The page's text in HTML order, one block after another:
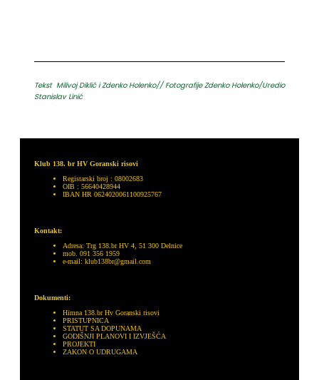
Tekst Milivoj Diklić i Zdenko Holenko// Fotografije Zdenko Holenko/Uredio
Stanislav Linić
Klub 138. br HV Goranski risovi
Registarski broj : 08002683
OIB : 56640428944
IBAN HR 0624020061100925767
Kontakt:
Adresa: Trg 138.br HV 4, 51 300 Delnice
mob. 091 356 1959
e-mail: klub138br@gmail.com
Dokumenti:
Himna 138.br Hv Goranski risovi
PRISTUPNICA
STATUT SA DOPUNAMA
GODIŠNJI PLANOVI I IZVJEŠĆA
PROJEKTI
ZAKON O UDRUGAMA